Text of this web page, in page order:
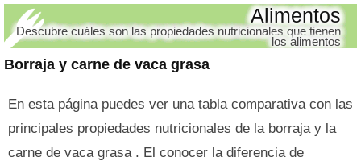
Borraja y carne de vaca grasa
Alimentos
Descubre cuáles son las propiedades nutricionales que tienen
los alimentos
En esta página puedes ver una tabla comparativa con las
principales propiedades nutricionales de la borraja y la
carne de vaca grasa . El conocer la diferencia de